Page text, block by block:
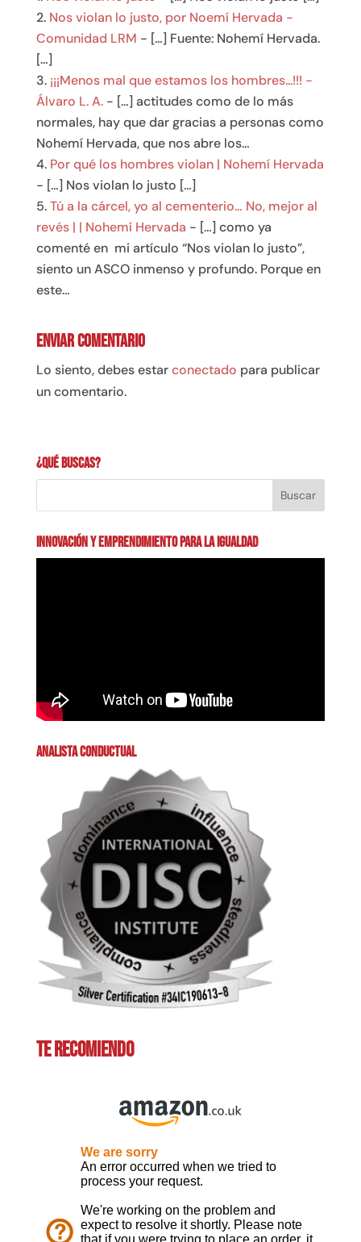
Nos violan lo justo, por Noemí Hervada -
Comunidad LRM - […] Fuente: Nohemí Hervada.
[…]
¡¡¡Menos mal que estamos los hombres...!!! -
Álvaro L. A.- […] actitudes como de lo más
normales, hay que dar gracias a personas como
Nohemí Hervada, que nos abre los…
Por qué los hombres violan | Nohemí Hervada
- […] Nos violan lo justo […]
Tú a la cárcel, yo al cementerio… No, mejor al
revés | | Nohemí Hervada - […] como ya
comenté en mi artículo “Nos violan lo justo”,
siento un ASCO inmenso y profundo. Porque en
este…
Enviar comentario
Lo siento, debes estarconectado para publicar
un comentario.
¿Qué buscas?
INNOVACIÓN Y EMPRENDIMIENTO PARA LA IGUALDAD
ANALISTA CONDUCTUAL
TE RECOMIENDO